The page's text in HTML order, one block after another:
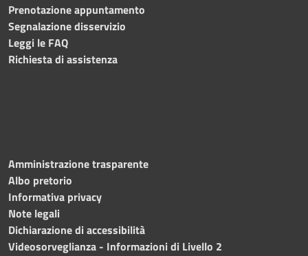
Prenotazione appuntamento
Segnalazione disservizio
Leggi le FAQ
Richiesta di assistenza
Amministrazione trasparente
Albo pretorio
Informativa privacy
Note legali
Dichiarazione di accessibilità
Videosorveglianza - Informazioni di Livello 2